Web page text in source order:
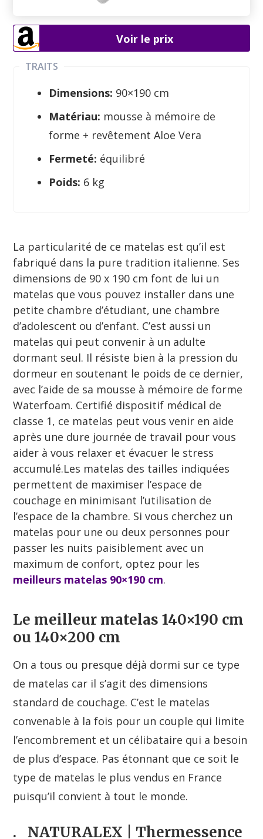
TRAITS
Dimensions: 90×190 cm
Matériau: mousse à mémoire de
forme + revêtement Aloe Vera
Fermeté: équilibré
Poids: 6 kg
Voir le prix
La particularité de ce matelas est qu’il est
fabriqué dans la pure tradition italienne. Ses
dimensions de 90 x 190 cm font de lui un
matelas que vous pouvez installer dans une
petite chambre d’étudiant, une chambre
d’adolescent ou d’enfant. C’est aussi un
matelas qui peut convenir à un adulte
dormant seul. Il résiste bien à la pression du
dormeur en soutenant le poids de ce dernier,
avec l’aide de sa mousse à mémoire de forme
Waterfoam. Certifié dispositif médical de
classe 1, ce matelas peut vous venir en aide
après une dure journée de travail pour vous
aider à vous relaxer et évacuer le stress
accumulé.Les matelas des tailles indiquées
permettent de maximiser l’espace de
couchage en minimisant l’utilisation de
l’espace de la chambre. Si vous cherchez un
matelas pour une ou deux personnes pour
passer les nuits paisiblement avec un
maximum de confort, optez pour les
meilleurs matelas 90×190 cm.
Le meilleur matelas 140×190 cm
ou 140×200 cm
On a tous ou presque déjà dormi sur ce type
de matelas car il s’agit des dimensions
standard de couchage. C’est le matelas
convenable à la fois pour un couple qui limite
l’encombrement et un célibataire qui a besoin
de plus d’espace. Pas étonnant que ce soit le
type de matelas le plus vendus en France
puisqu’il convient à tout le monde.
. NATURALEX | Thermessence